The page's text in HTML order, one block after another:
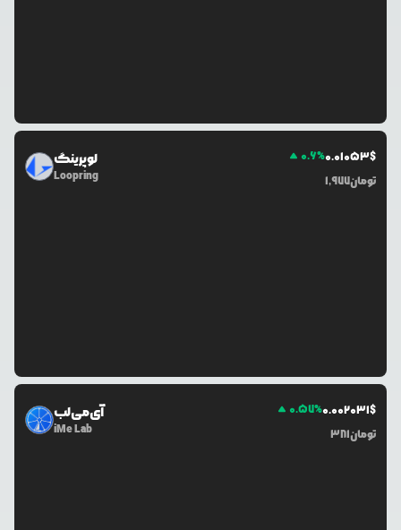
لوپرینگ
Loopring
0.6%0.01053$
1,977تومان
آی‌می‌لب
iMe Lab
0.57%0.002031$
381تومان